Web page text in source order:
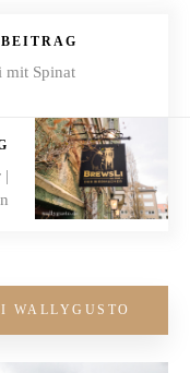
mit Spinat
|
WALLYGUSTO